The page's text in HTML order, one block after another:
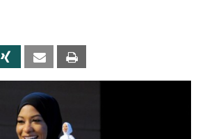
Xing Email